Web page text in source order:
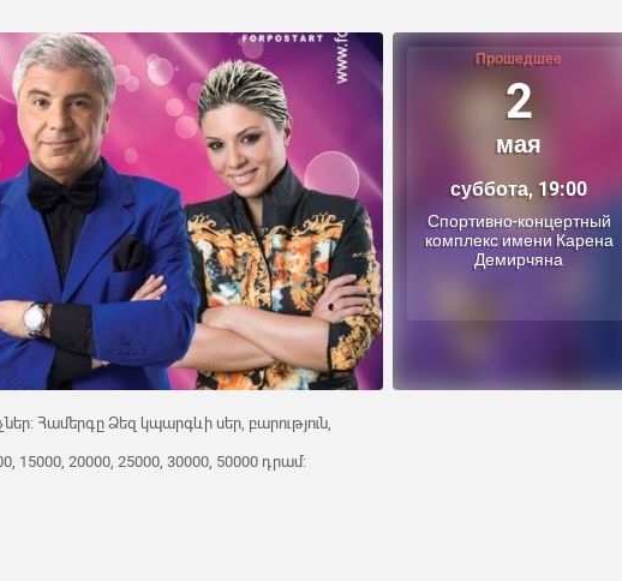
Прошедшее
2
мая
суббота, 19:00
Спортивно-концертный
комплекс имени Карена
Демирчяна
Համերգը Ձեզ կպարգևի սեր, բարություն,
15000, 20000, 25000, 30000, 50000 դրամ: